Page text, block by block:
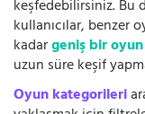
keşfedebilirsiniz. Bu
kullanıcılar, benzer
kadargeniş bir
uzun süre keşif
Oyun kategorileri